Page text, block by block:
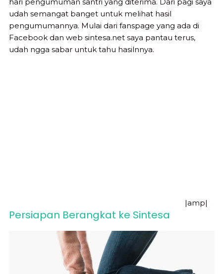
udah semangat banget untuk melihat hasil
pengumumannya. Mulai dari fanspage yang ada di
Facebook dan web sintesa.net saya pantau terus,
udah ngga sabar untuk tahu hasilnnya.
|amp|
Persiapan Berangkat ke Sintesa